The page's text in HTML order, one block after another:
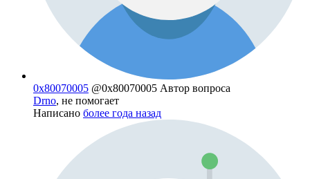
0x80070005 @0x80070005 Автор вопроса
Drno, не помогает
Написано более года назад